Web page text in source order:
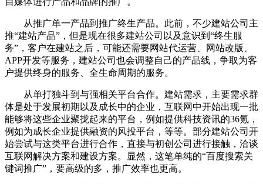
从推广单一产品到推广终生产品。此前，不少建站公司主
推“建站产品”，但是现在很多建站公司以及意识到“终生服
务”，客户在建站之后，可能还需要网站代运营、网站改版、
APP开发等服务，建站公司也会调整自己的产品线，争取为客
户提供终身的服务、全生命周期的服务。
从单打独斗到与强相关平台合作。建站需求，主要需求群
体是处于发展初期以及成长中的企业，互联网中开始出现一批
能够将这些企业聚拢起来的平台，例如提供科技资讯的36氪，
例如为成长企业提供融资的风投平台，等等。部分建站公司开
始尝试与这类平台进行合作，直接与初创公司进行接触，洽谈
互联网解决方案和建设方案。显然，这笔单纯的“百度搜索关
键词推广”，要高级的多，推广效率也更高。